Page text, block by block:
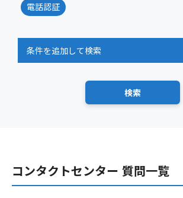
電話認証
条件を追加して検索
コンタクトセンター 質問一覧